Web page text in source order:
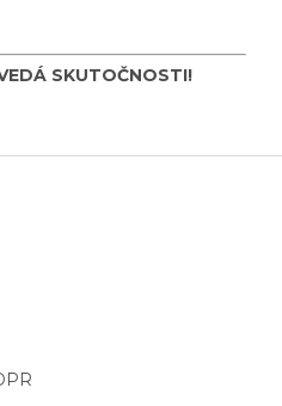
SKUTOČNOSTI!